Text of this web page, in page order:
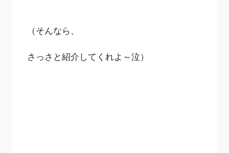
（そんなら、
さっさと紹介してくれよ～泣）